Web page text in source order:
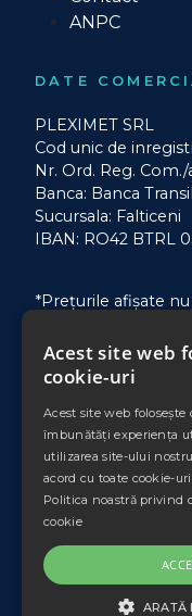
ANPC
DATE
PLEXIMET SRL
Cod unic de
Nr. Ord. Reg.
Banca: Banca
Sucursala: Falticeni
IBAN: RO42 BTRL
*Prețurile afișate nu
Website
Acest site web
cookie-uri
Acest site web
îmbunătăți experiența
utilizarea site-ului
acord cu toate cookie-
Politica noastră privind
cookie
ARATĂ